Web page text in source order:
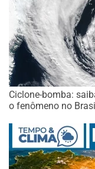
Ciclone-bomba:
o fenômeno no